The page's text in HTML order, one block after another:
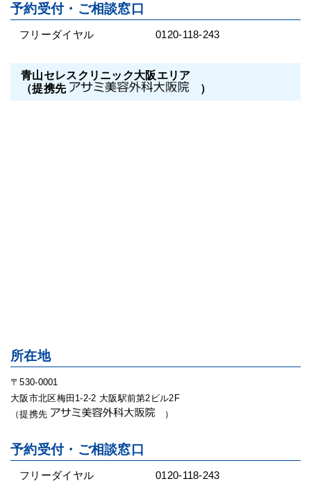
予約受付・ご相談窓口
フリーダイヤル 0120-118-243
青山セレスクリニック大阪エリア
（提携先
）
所在地
〒530-0001
大阪市北区梅田1-2-2 大阪駅前第2ビル2F
（提携先
）
予約受付・ご相談窓口
フリーダイヤル 0120-118-243